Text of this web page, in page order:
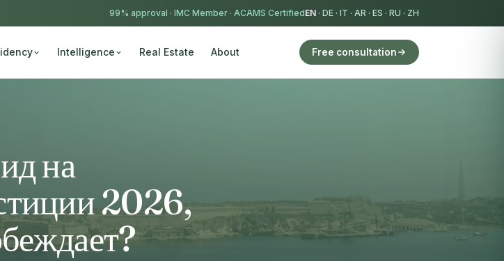
99% approval · IMC Member · ACAMS CertifiedEN · DE · IT · AR · ES · RU · ZH
Intelligence Real Estate About Free consultation
на
2026,